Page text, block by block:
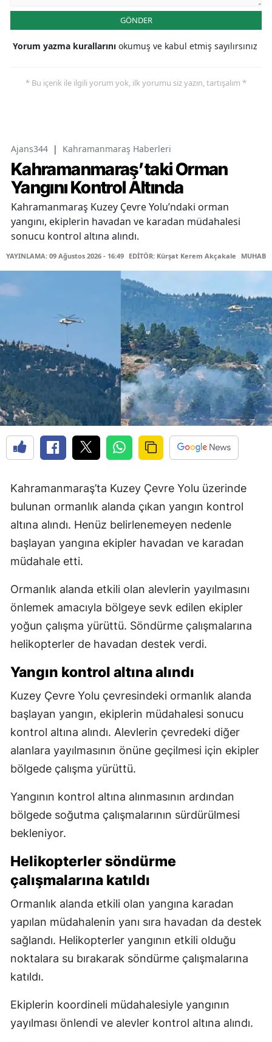
GÖNDER
Yorum yazma kurallarını okumuş ve kabul etmiş sayılırsınız
* Bu içerik ile ilgili yorum yok, ilk yorumu siz yazın, tartışalım *
Ajans344 | Kahramanmaraş Haberleri
Kahramanmaraş’taki Orman
Yangını Kontrol Altında
Kahramanmaraş Kuzey Çevre Yolu’ndaki orman
yangını, ekiplerin havadan ve karadan müdahalesi
sonucu kontrol altına alındı.
YAYINLAMA: 09 Ağustos 2026 - 16:49 EDİTÖR: Kürşat Kerem Akçakale
Kahramanmaraş’ta Kuzey Çevre Yolu üzerinde
bulunan ormanlık alanda çıkan yangın kontrol
altına alındı. Henüz belirlenemeyen nedenle
başlayan yangına ekipler havadan ve karadan
müdahale etti.
Ormanlık alanda etkili olan alevlerin yayılmasını
önlemek amacıyla bölgeye sevk edilen ekipler
yoğun çalışma yürüttü. Söndürme çalışmalarına
helikopterler de havadan destek verdi.
Yangın kontrol altına alındı
Kuzey Çevre Yolu çevresindeki ormanlık alanda
başlayan yangın, ekiplerin müdahalesi sonucu
kontrol altına alındı. Alevlerin çevredeki diğer
alanlara yayılmasının önüne geçilmesi için ekipler
bölgede çalışma yürüttü.
Yangının kontrol altına alınmasının ardından
bölgede soğutma çalışmalarının sürdürülmesi
bekleniyor.
Helikopterler söndürme
çalışmalarına katıldı
Ormanlık alanda etkili olan yangına karadan
yapılan müdahalenin yanı sıra havadan da destek
sağlandı. Helikopterler yangının etkili olduğu
noktalara su bırakarak söndürme çalışmalarına
katıldı.
Ekiplerin koordineli müdahalesiyle yangının
yayılması önlendi ve alevler kontrol altına alındı.